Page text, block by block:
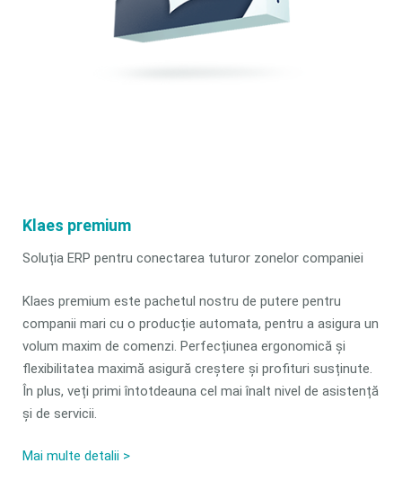
Klaes premium
Soluția ERP pentru conectarea tuturor zonelor companiei
Klaes premium este pachetul nostru de putere pentru
companii mari cu o producție automata, pentru a asigura un
volum maxim de comenzi. Perfecțiunea ergonomică și
flexibilitatea maximă asigură creștere și profituri susținute.
În plus, veți primi întotdeauna cel mai înalt nivel de asistență
și de servicii.
Mai multe detalii >